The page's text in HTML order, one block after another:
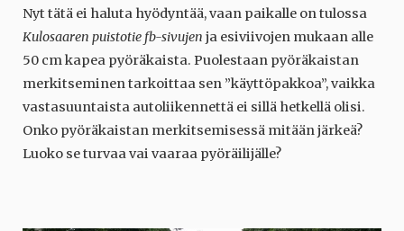
Nyt tätä ei haluta hyödyntää, vaan paikalle on tulossa
Kulosaaren puistotie fb-sivujen ja esiviivojen mukaan alle
50 cm kapea pyöräkaista. Puolestaan pyöräkaistan
merkitseminen tarkoittaa sen ”käyttöpakkoa”, vaikka
vastasuuntaista autoliikennettä ei sillä hetkellä olisi.
Onko pyöräkaistan merkitsemisessä mitään järkeä?
Luoko se turvaa vai vaaraa pyöräilijälle?